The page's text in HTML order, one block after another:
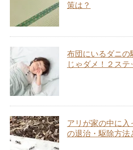
策は？
布団にいるダニの
じゃダメ！２ス
アリが家の中に入
の退治・駆除方法